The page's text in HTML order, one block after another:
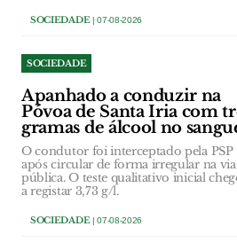
SOCIEDADE| 07-08-2026
SOCIEDADE
Apanhado a conduzir na
Póvoa de Santa Iria com
gramas de álcool no
O condutor foi interceptado pela PSP
após circular de forma irregular na via
pública. O teste qualitativo inicial
a registar 3,73 g/l.
SOCIEDADE| 07-08-2026